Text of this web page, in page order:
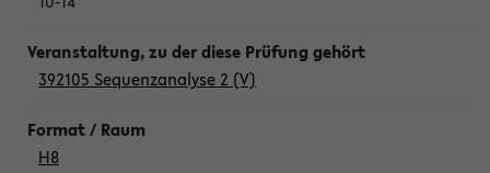
392105 Sequenzanalyse 2 (V)
H8